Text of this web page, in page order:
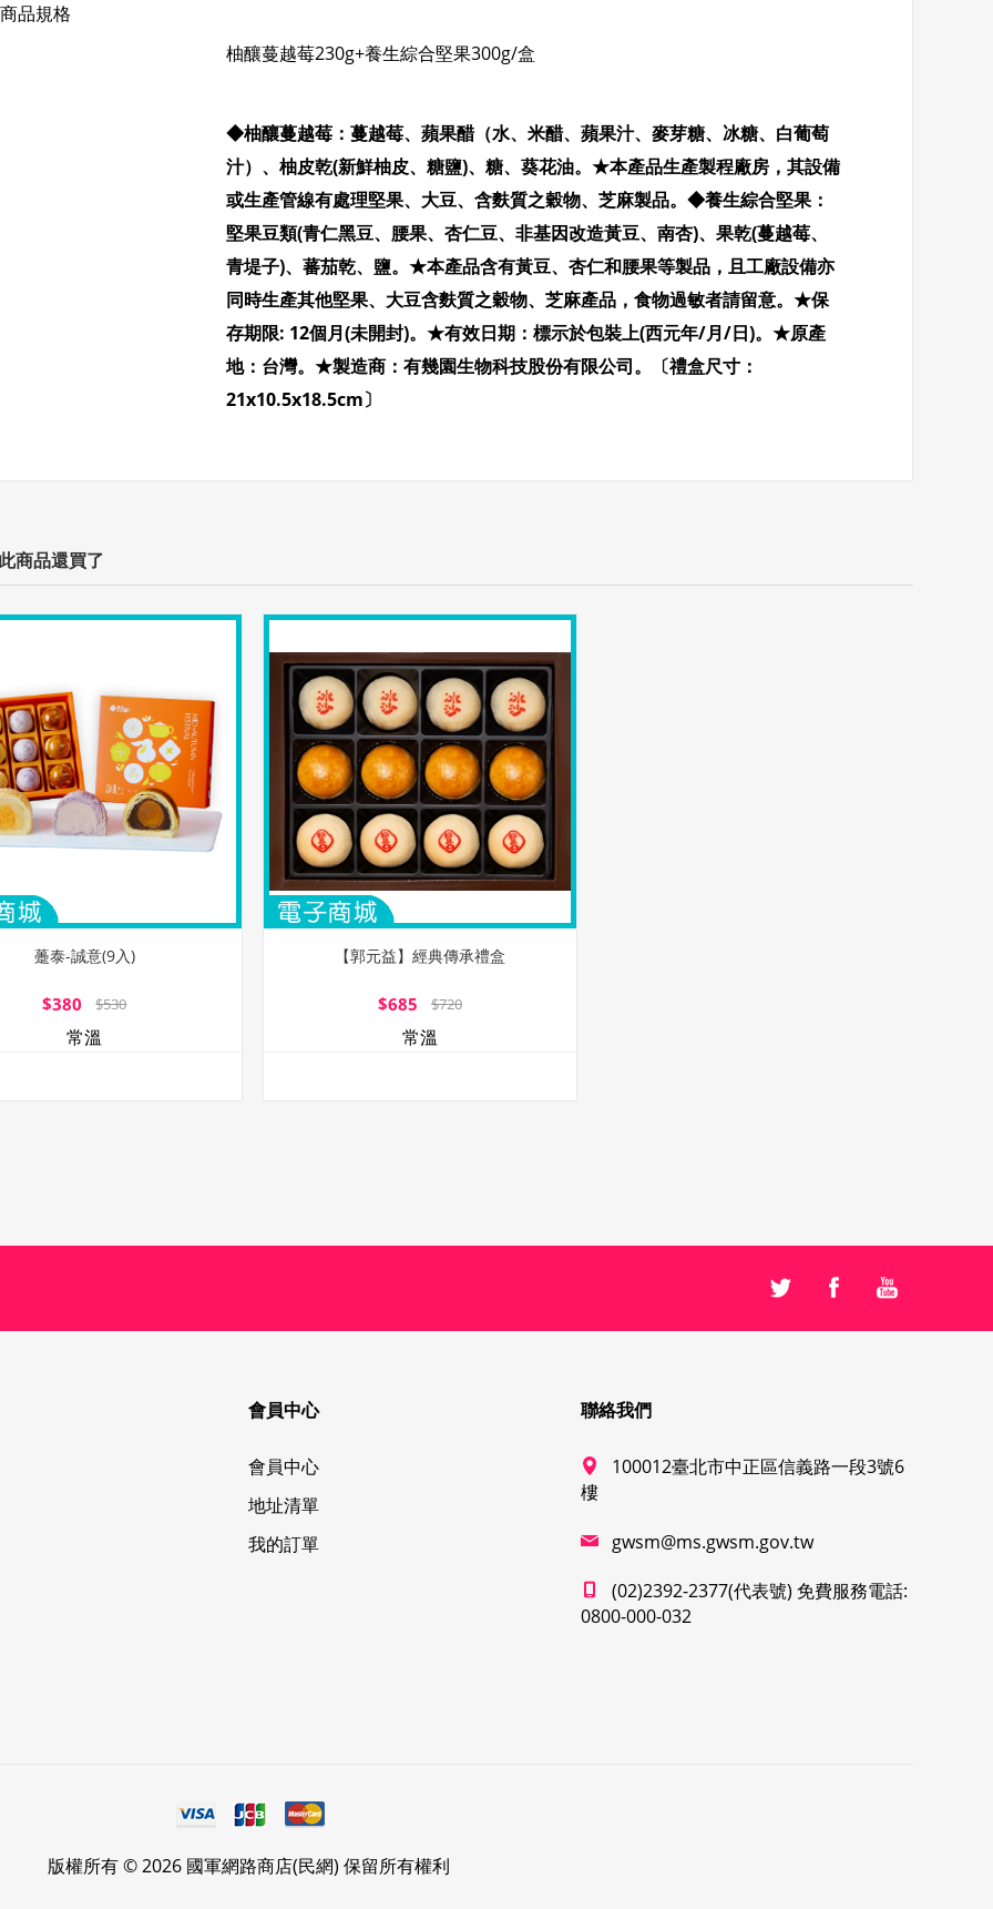
商品規格
柚釀蔓越莓230g+養生綜合堅果300g/盒
◆柚釀蔓越莓：蔓越莓、蘋果醋（水、米醋、蘋果汁、麥芽糖、冰糖、白葡萄
汁）、柚皮乾(新鮮柚皮、糖鹽)、糖、葵花油。★本產品生產製程廠房，其設備
或生產管線有處理堅果、大豆、含麩質之穀物、芝麻製品。◆養生綜合堅果：
堅果豆類(青仁黑豆、腰果、杏仁豆、非基因改造黃豆、南杏)、果乾(蔓越莓、
青堤子)、蕃茄乾、鹽。★本產品含有黃豆、杏仁和腰果等製品，且工廠設備亦
同時生產其他堅果、大豆含麩質之穀物、芝麻產品，食物過敏者請留意。★保
存期限: 12個月(未開封)。★有效日期：標示於包裝上(西元年/月/日)。★原產
地：台灣。★製造商：有幾園生物科技股份有限公司。〔禮盒尺寸：
21x10.5x18.5cm〕
商品還買了
躉泰-誠意(9入)
$380 $530
常溫
【郭元益】經典傳承禮盒
$685 $720
常溫
會員中心
會員中心
地址清單
我的訂單
聯絡我們
100012臺北市中正區信義路一段3號6
樓
gwsm@ms.gwsm.gov.tw
(02)2392-2377(代表號) 免費服務電話:
0800-000-032
版權所有 © 2026 國軍網路商店(民網) 保留所有權利